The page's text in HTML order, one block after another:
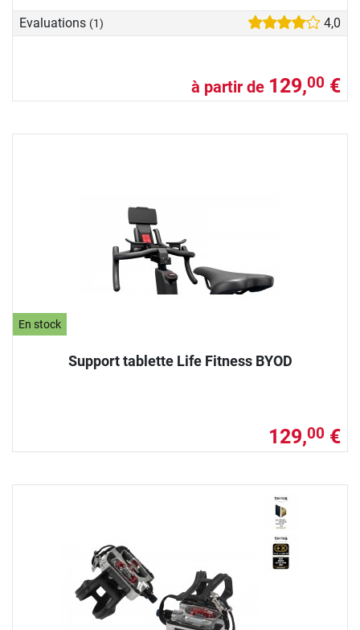
Evaluations (1) 4,0
à partir de 129,00 €
En stock
Support tablette Life Fitness BYOD
129,00 €